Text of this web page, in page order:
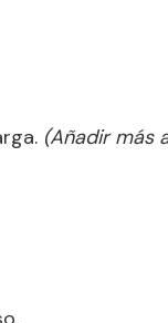
(Añadir más